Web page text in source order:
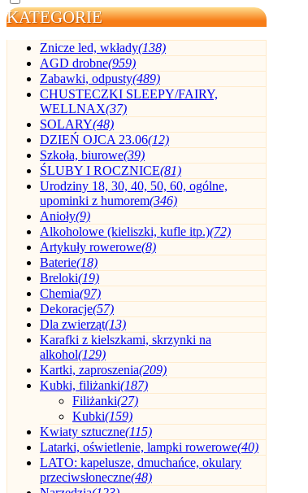
KATEGORIE
Znicze led, wkłady(138)
AGD drobne(959)
Zabawki, odpusty(489)
CHUSTECZKI SLEEPY/FAIRY,
WELLNAX(37)
SOLARY(48)
DZIEŃ OJCA 23.06(12)
Szkoła, biurowe(39)
ŚLUBY I ROCZNICE(81)
Urodziny 18, 30, 40, 50, 60, ogólne,
upominki z humorem(346)
Anioły(9)
Alkoholowe (kieliszki, kufle itp.)(72)
Artykuły rowerowe(8)
Baterie(18)
Breloki(19)
Chemia(97)
Dekoracje(57)
Dla zwierząt(13)
Karafki z kielszkami, skrzynki na
alkohol(129)
Kartki, zaproszenia(209)
Kubki, filiżanki(187)
Filiżanki(27)
Kubki(159)
Kwiaty sztuczne(115)
Latarki, oświetlenie, lampki rowerowe(40)
LATO: kapelusze, dmuchańce, okulary
przeciwsłoneczne(48)